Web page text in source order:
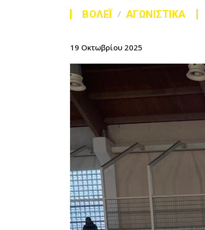
ΒΟΛΕΪ ΑΓΩΝΙΣΤΙΚΑ
19 Οκτωβρίου 2025